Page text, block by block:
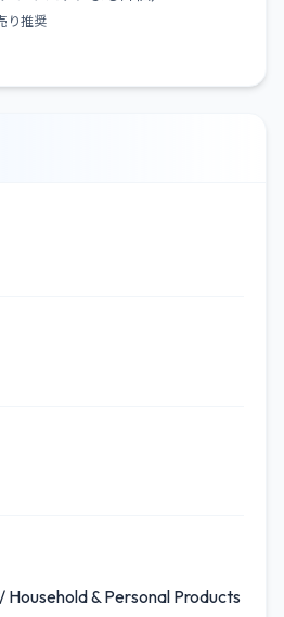
り推奨
& Personal Products